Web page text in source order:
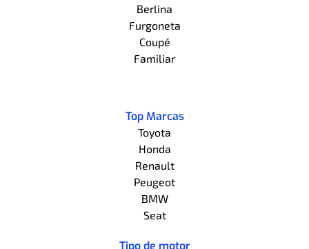
Berlina
Furgoneta
Coupé
Familiar
Top Marcas
Toyota
Honda
Renault
Peugeot
BMW
Seat
Tipo de motor